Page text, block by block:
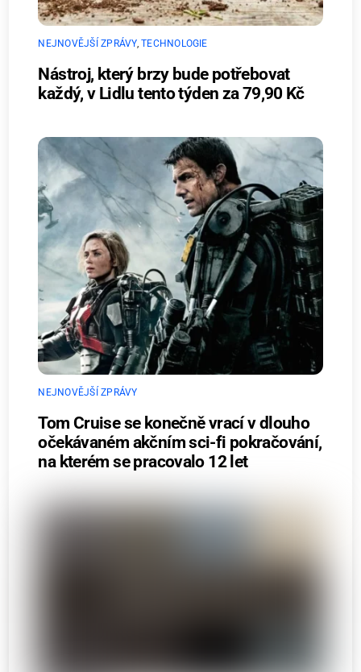
NEJNOVĚJŠÍ ZPRÁVY,TECHNOLOGIE
Nástroj, který brzy bude potřebovat
každý, v Lidlu tento týden za 79,90 Kč
NEJNOVĚJŠÍ ZPRÁVY
Tom Cruise se konečně vrací v dlouho
očekávaném akčním sci-fi pokračování,
na kterém se pracovalo 12 let